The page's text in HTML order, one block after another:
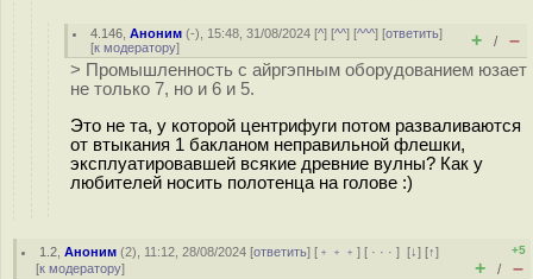
4.146 ,Аноним (-), 15:48, 31/08/2024 [^] [^^] [^^^] [ответить]
[к модератору] + / –
> Промышленность с айргэпным оборудованием юзает
не только 7, но и 6 и 5.
Это не та, у которой центрифуги потом разваливаются
от втыкания 1 бакланом неправильной флешки,
эксплуатировавшей всякие древние вулны? Как у
любителей носить полотенца на голове :)
1.2 ,Аноним (2), 11:12, 28/08/2024 [ответить] [ ﹢﹢﹢] [ · · ·][↓] [↑]
[к модератору]
+5
+ / –